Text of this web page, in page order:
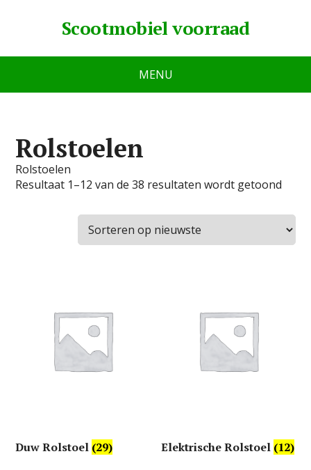
Scootmobiel voorraad
MENU
Rolstoelen
Rolstoelen
Resultaat 1–12 van de 38 resultaten wordt getoond
Duw Rolstoel (29) Elektrische Rolstoel (12)